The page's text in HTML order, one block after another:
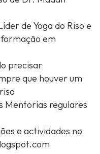
de Yoga do Riso e
em
precisar
que houver um
Mentorias regulares
e actividades no